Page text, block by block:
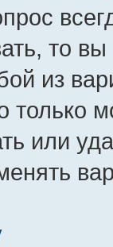
то
из
только
или